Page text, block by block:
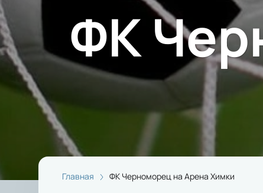
ФК
Главная ФК Черноморец на Арена Химки